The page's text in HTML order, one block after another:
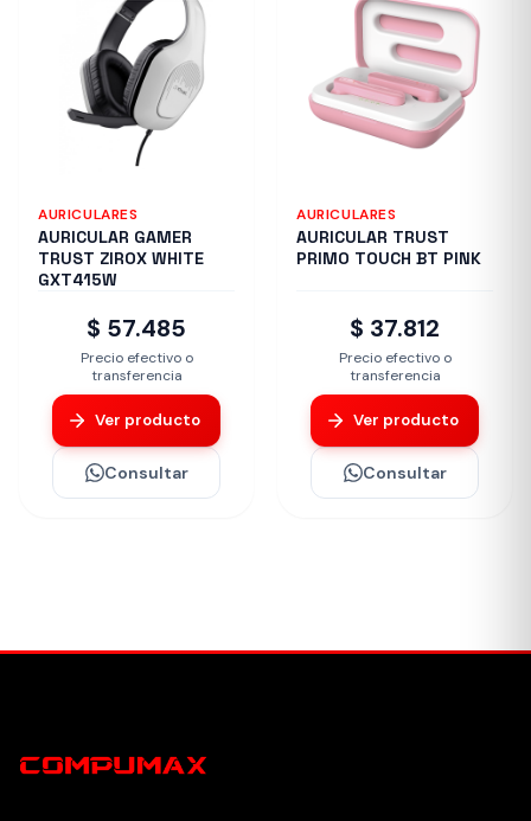
AURICULARES
AURICULAR GAMER
TRUST ZIROX WHITE
GXT415W
$ 57.485
Precio efectivo o
transferencia
Ver producto
Consultar
AURICULARES
AURICULAR TRUST
PRIMO TOUCH BT PINK
$ 37.812
Precio efectivo o
transferencia
Ver producto
Consultar